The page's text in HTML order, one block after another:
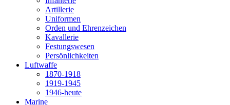
Artillerie
Uniformen
Orden und Ehrenzeichen
Kavallerie
Festungswesen
Persönlichkeiten
Luftwaffe
1870-1918
1919-1945
1946-heute
Marine